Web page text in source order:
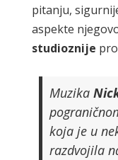
pitanju,
aspekte
studioznije
Muzika
koja je u
razdvojila